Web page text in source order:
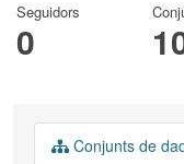
Seguidors
0
Conjunts de